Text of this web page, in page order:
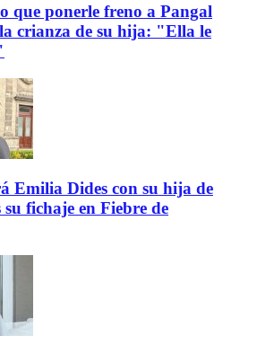
que ponerle freno a Pangal
crianza de su hija: "Ella le
Emilia Dides con su hija de
su fichaje en Fiebre de